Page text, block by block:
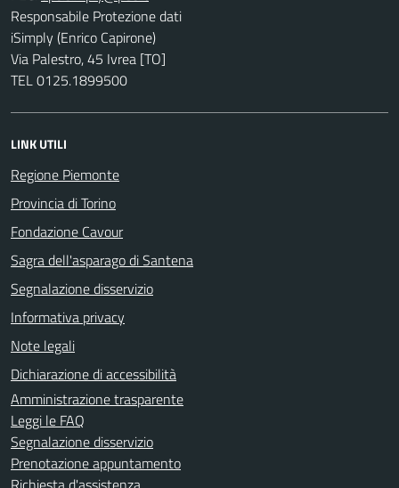
Responsabile Protezione dati
iSimply (Enrico Capirone)
Via Palestro, 45 Ivrea [TO]
TEL 0125.1899500
LINK UTILI
Regione Piemonte
Provincia di Torino
Fondazione Cavour
Sagra dell'asparago di Santena
Segnalazione disservizio
Informativa privacy
Note legali
Dichiarazione di accessibilità
Amministrazione trasparente
Leggi le FAQ
Segnalazione disservizio
Prenotazione appuntamento